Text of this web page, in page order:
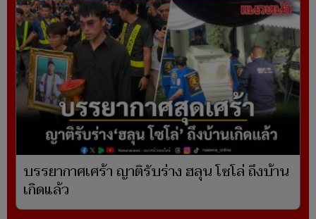
บรรยากาศเศร้า ญาติรับร่าง ฮลุน โซโล่ ถึงบ้าน
เกิดแล้ว